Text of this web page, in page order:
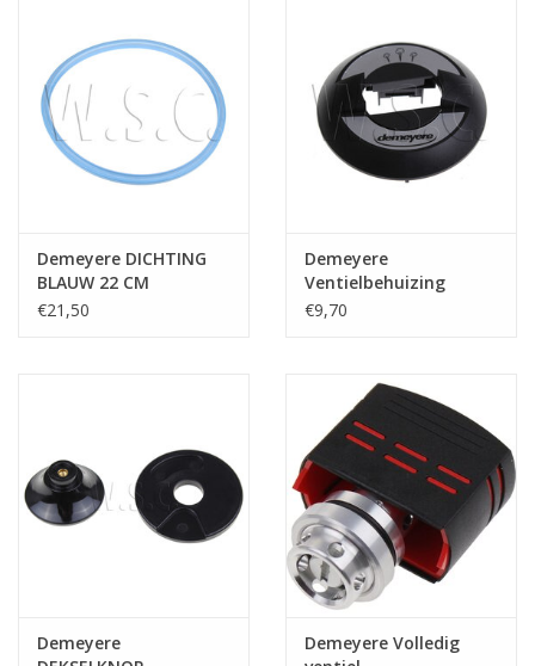
gebruiken.
Demeyere DICHTING
BLAUW 22 CM
€21,50
Demeyere
Ventielbehuizing
€9,70
Demeyere
Demeyere Volledig